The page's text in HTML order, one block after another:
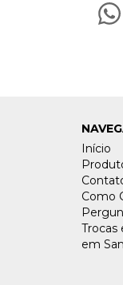
Início
Como
Trocas
em